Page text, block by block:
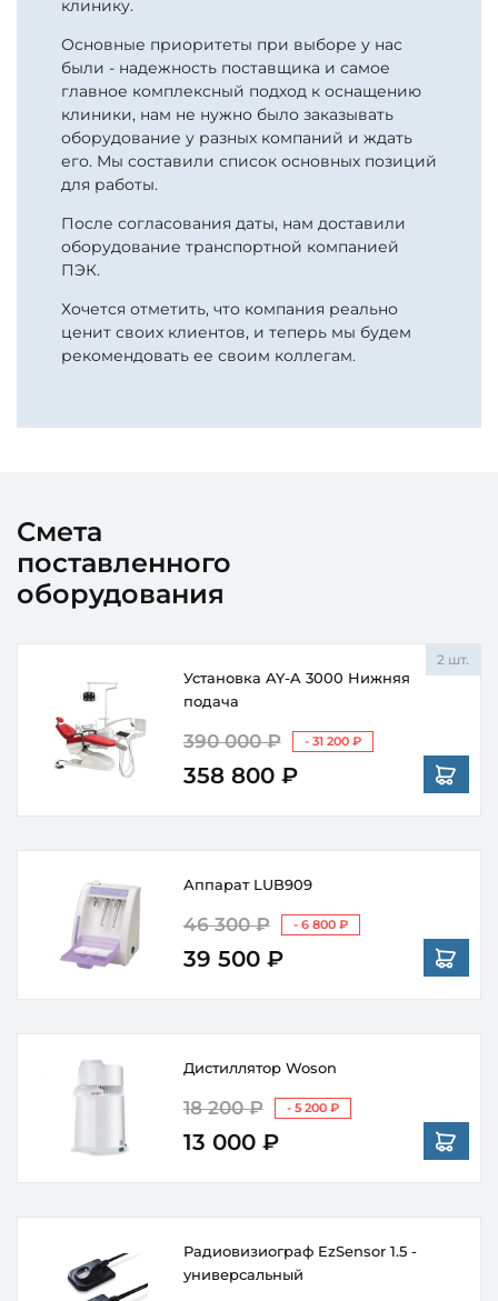
клинику.
Основные приоритеты при выборе у нас
были - надежность поставщика и самое
главное комплексный подход к оснащению
клиники, нам не нужно было заказывать
оборудование у разных компаний и ждать
его. Мы составили список основных позиций
для работы.
После согласования даты, нам доставили
оборудование транспортной компанией
ПЭК.
Хочется отметить, что компания реально
ценит своих клиентов, и теперь мы будем
рекомендовать ее своим коллегам.
Смета
поставленного
оборудования
Установка AY-A 3000 Нижняя
подача
390 000 ₽ - 31 200 ₽
358 800 ₽
2 шт.
Аппарат LUB909
46 300 ₽ - 6 800 ₽
39 500 ₽
Дистиллятор Woson
18 200 ₽ - 5 200 ₽
13 000 ₽
Радиовизиограф EzSensor 1.5 -
универсальный